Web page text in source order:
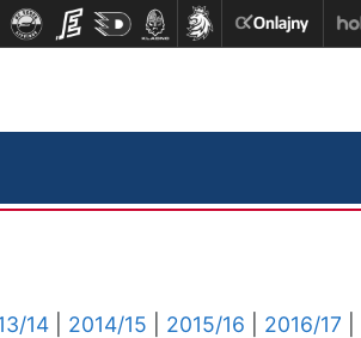
14 2014/15 2015/16 2016/17